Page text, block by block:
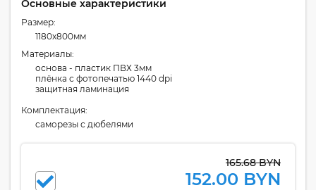
Основные характеристики
Размер:
1180x800мм
Материалы:
основа - пластик ПВХ 3мм
плёнка с фотопечатью 1440 dpi
защитная ламинация
Комплектация:
cаморезы с дюбелями
165.68 BYN
152.00 BYN